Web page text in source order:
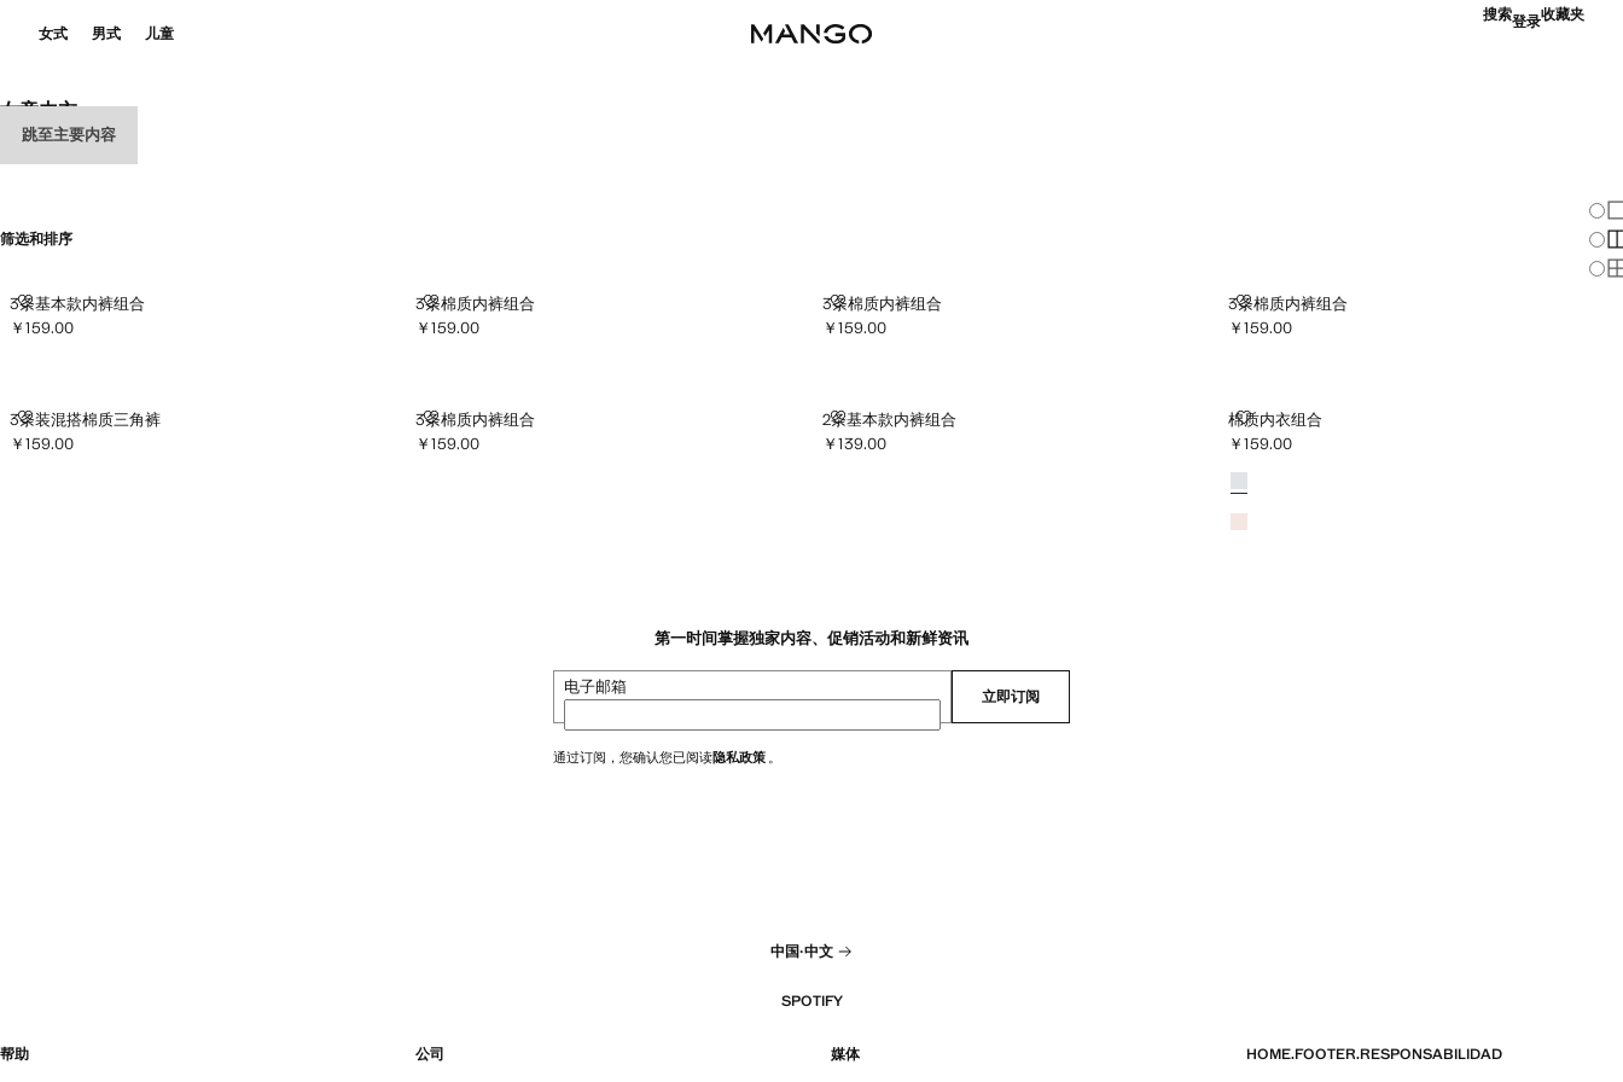
跳至主要内容
女式 男式 儿童
搜索登录收藏夹
女童内衣
全选内衣袜子紧身袜
筛选和排序
改
3条基本款内裤组合
3条基本款内裤组合
当前价格 [￥159.00 ]
￥159.00
3条棉质内裤组合
3条棉质内裤组合
当前价格 [￥159.00 ]
￥159.00
3条棉质内裤组合
3条棉质内裤组合
当前价格 [￥159.00 ]
￥159.00
3条棉质内裤组合
3条棉质内裤组合
当前价格 [￥159.00 ]
￥159.00
3条装混搭棉质三角裤
3条装混搭棉质三角裤
当前价格 [￥159.00 ]
￥159.00
3条棉质内裤组合
3条棉质内裤组合
当前价格 [￥159.00 ]
￥159.00
2条基本款内裤组合
2条基本款内裤组合
当前价格 [￥139.00 ]
￥139.00
棉质内衣组合
棉质内衣组合
当前价格 [￥159.00 ]
￥159.00
颜色
天蓝
粉色
第一时间掌握独家内容、促销活动和新鲜资讯
电子邮箱 立即订阅
通过订阅，您确认您已阅读隐私政策 。
中国·中文
SPOTIFY
帮助 公司 媒体 HOME.FOOTER.RESPONSABILIDAD